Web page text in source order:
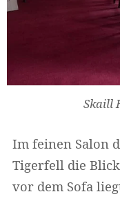
Skaill
Im feinen Salon
Tigerfell die
vor dem Sofa